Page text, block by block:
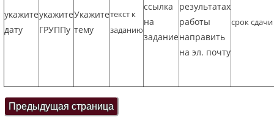
укажите
дату
укажите
ГРУППу
Укажите
тему
текст к
заданию
ссылка
на
задание
результатах
работы
направить
на эл. почту
срок сдачи